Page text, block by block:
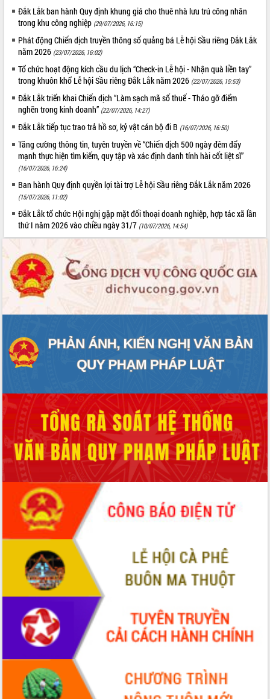
Đắk Lắk ban hành Quy định khung giá cho thuê nhà lưu trú công nhân
trong khu công nghiệp (29/07/2026, 16:15)
Phát động Chiến dịch truyền thông số quảng bá Lễ hội Sầu riêng Đắk Lắk
năm 2026 (23/07/2026, 16:02)
Tổ chức hoạt động kích cầu du lịch “Check-in Lễ hội - Nhận quà liền tay”
trong khuôn khổ Lễ hội Sầu riêng Đắk Lắk năm 2026 (22/07/2026, 15:53)
Đắk Lắk triển khai Chiến dịch “Làm sạch mã số thuế - Tháo gỡ điểm
nghẽn trong kinh doanh” (22/07/2026, 14:27)
Đắk Lắk tiếp tục trao trả hồ sơ, kỷ vật cán bộ đi B (16/07/2026, 16:50)
Tăng cường thông tin, tuyên truyền về “Chiến dịch 500 ngày đêm đẩy
mạnh thực hiện tìm kiếm, quy tập và xác định danh tính hài cốt liệt sĩ”
(16/07/2026, 16:24)
Ban hành Quy định quyền lợi tài trợ Lễ hội Sầu riêng Đắk Lắk năm 2026
(15/07/2026, 11:02)
Đắk Lắk tổ chức Hội nghị gặp mặt đối thoại doanh nghiệp, hợp tác xã lần
thứ I năm 2026 vào chiều ngày 31/7 (10/07/2026, 14:54)